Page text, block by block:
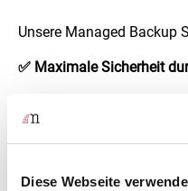
Diese Webseite
Unsere Managed Backup
✅ Maximale Sicherheit
192 oder AES-128).
Ohne den Schlüssel ist